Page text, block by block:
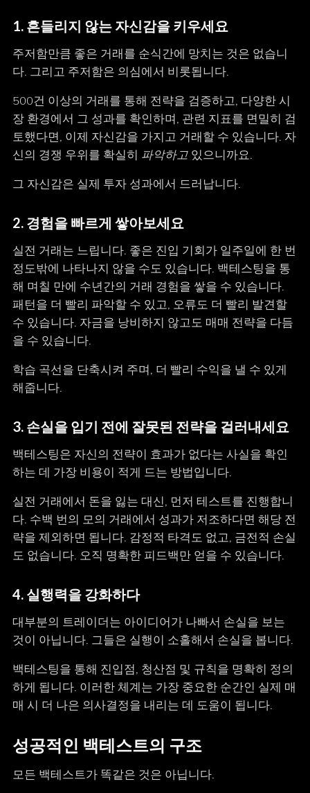
1. 흔들리지 않는 자신감을 키우세요
주저함만큼 좋은 거래를 순식간에 망치는 것은 없습니
다. 그리고 주저함은 의심에서 비롯됩니다.
500건 이상의 거래를 통해 전략을 검증하고, 다양한 시
장 환경에서 그 성과를 확인하며, 관련 지표를 면밀히 검
토했다면, 이제 자신감을 가지고 거래할 수 있습니다. 자
신의 경쟁 우위를 확실히 파악하고있으니까요.
그 자신감은 실제 투자 성과에서 드러납니다.
2. 경험을 빠르게 쌓아보세요
실전 거래는 느립니다. 좋은 진입 기회가 일주일에 한 번
정도밖에 나타나지 않을 수도 있습니다. 백테스팅을 통
해 며칠 만에 수년간의 거래 경험을 쌓을 수 있습니다.
패턴을 더 빨리 파악할 수 있고, 오류도 더 빨리 발견할
수 있습니다. 자금을 낭비하지 않고도 매매 전략을 다듬
을 수 있습니다.
학습 곡선을 단축시켜 주며, 더 빨리 수익을 낼 수 있게
해줍니다.
3. 손실을 입기 전에 잘못된 전략을 걸러내세요
백테스팅은 자신의 전략이 효과가 없다는 사실을 확인
하는 데 가장 비용이 적게 드는 방법입니다.
실전 거래에서 돈을 잃는 대신, 먼저 테스트를 진행합니
다. 수백 번의 모의 거래에서 성과가 저조하다면 해당 전
략을 제외하면 됩니다. 감정적 타격도 없고, 금전적 손실
도 없습니다. 오직 명확한 피드백만 얻을 수 있습니다.
4. 실행력을 강화하다
대부분의 트레이더는 아이디어가 나빠서 손실을 보는
것이 아닙니다. 그들은 실행이 소홀해서 손실을 봅니다.
백테스팅을 통해 진입점, 청산점 및 규칙을 명확히 정의
하게 됩니다. 이러한 체계는 가장 중요한 순간인 실제 매
매 시 더 나은 의사결정을 내리는 데 도움이 됩니다.
성공적인 백테스트의 구조
모든 백테스트가 똑같은 것은 아닙니다.